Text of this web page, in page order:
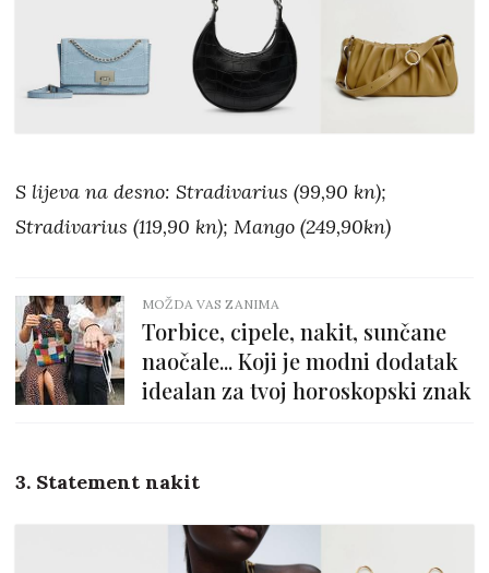
S lijeva na desno: Stradivarius (99,90 kn);
Stradivarius (119,90 kn); Mango (249,90kn)
MOŽDA VAS ZANIMA
Torbice, cipele, nakit, sunčane
naočale... Koji je modni dodatak
idealan za tvoj horoskopski znak
3. Statement nakit